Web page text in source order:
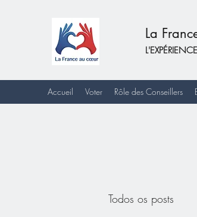
La
Accueil Voter Rôle des Conseillers
Todos os posts